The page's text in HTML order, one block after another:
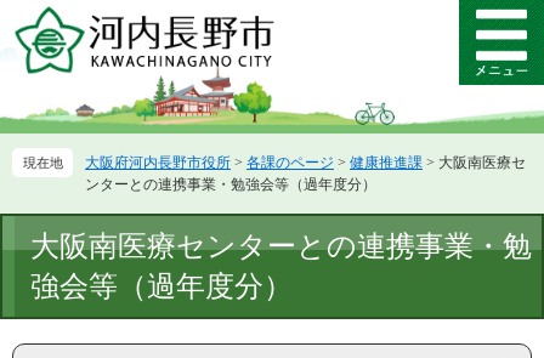
ー
先
ニ
を
て
メ
ニ
ー
大阪府河内長野市役所 > 各課のページ > 健康推進課 > 大阪南医療セ
ンターとの連携事業・勉強会等（過年度分）
文
大阪南医療センターとの連携事業・勉
強会等（過年度分）